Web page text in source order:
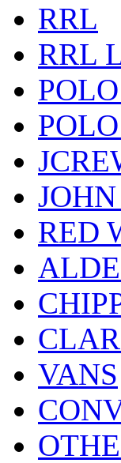
RRL
RRL
RED
VANS